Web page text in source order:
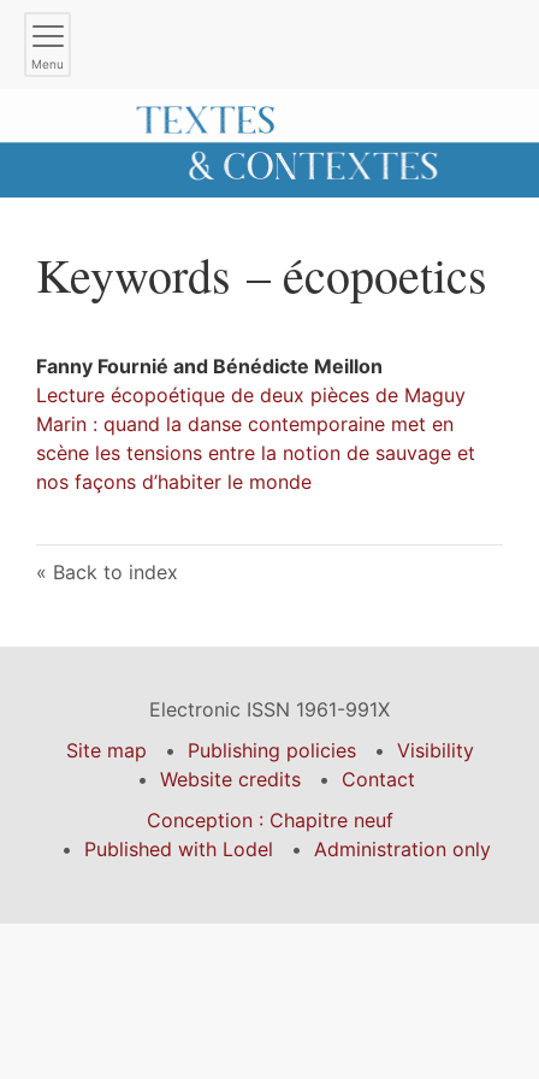
Menu
Keywords – écopoetics
Fanny Fournié and Bénédicte Meillon
Lecture écopoétique de deux pièces de Maguy
Marin : quand la danse contemporaine met en
scène les tensions entre la notion de sauvage et
nos façons d’habiter le monde
Back to index
Electronic ISSN 1961-991X
Site map
Publishing policies
Visibility
Website credits
Contact
Conception : Chapitre neuf
Published with Lodel
Administration only